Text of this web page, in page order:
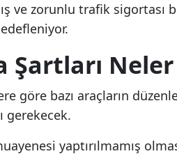
ve zorunlu trafik sigortası
Şartları
göre bazı araçların
gerekecek.
yaptırılmamış